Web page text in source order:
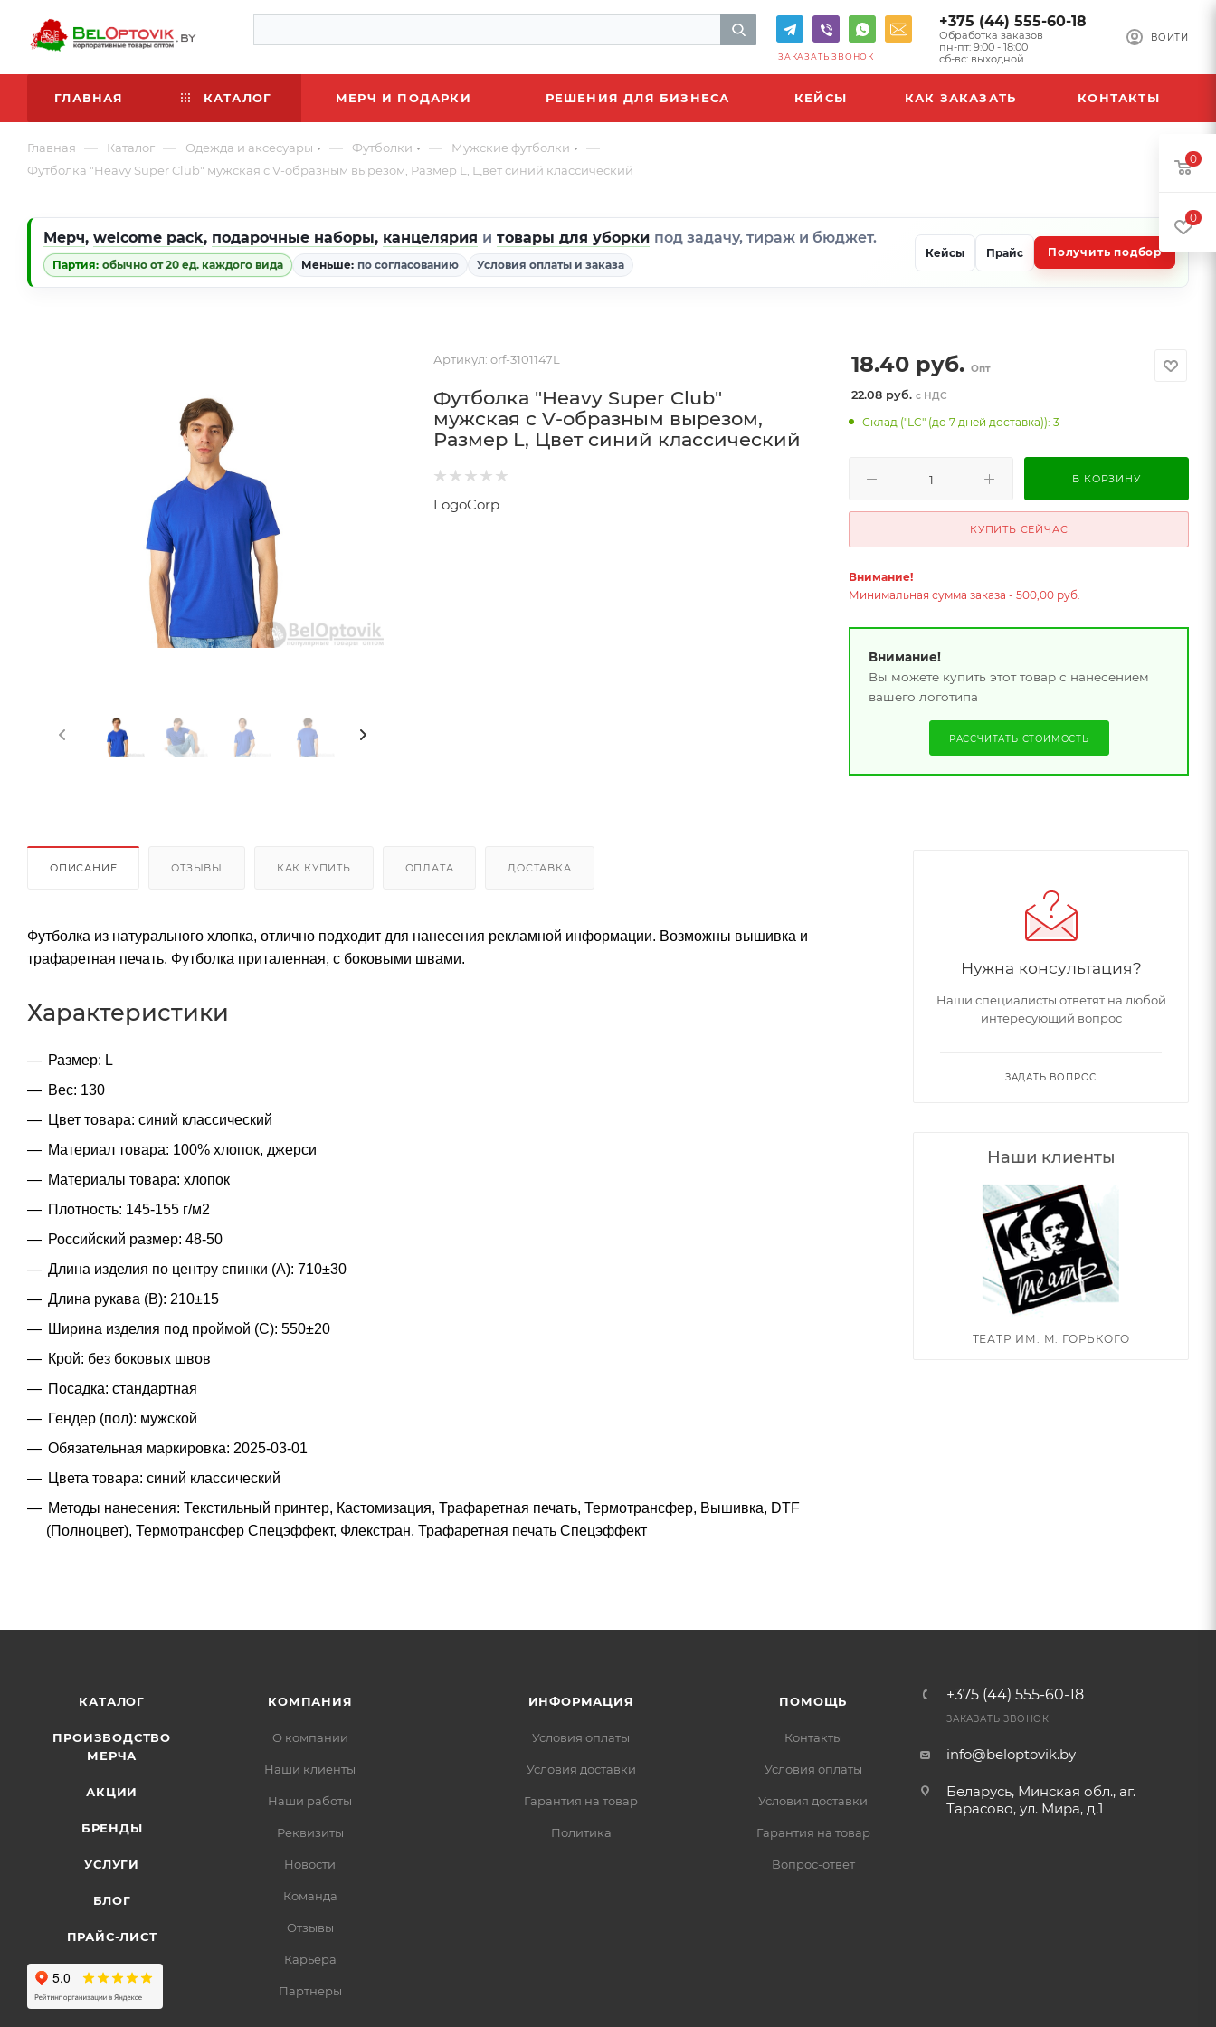
ВОЙТИ
+375 (44) 555-60-18
Обработка заказов
пн-пт: 9:00 - 18:00
сб-вс: выходной
ЗАКАЗАТЬ ЗВОНОК
ГЛАВНАЯ КАТАЛОГ МЕРЧ И ПОДАРКИ РЕШЕНИЯ ДЛЯ БИЗНЕСА КЕЙСЫ КАК ЗАКАЗАТЬ КОНТАКТЫ
Главная — Каталог — Одежда и аксесуары — Футболки — Мужские футболки —
Футболка "Heavy Super Club" мужская с V-образным вырезом, Размер L, Цвет синий классический
Мерч, welcome pack, подарочные наборы, канцелярия и товары для уборки под задачу, тираж и бюджет.
Партия: обычно от 20 ед. каждого вида Меньше: по согласованию Условия оплаты и заказа
Кейсы Прайс Получить подбор
Артикул: orf-3101147L
Футболка "Heavy Super Club"
мужская с V-образным вырезом,
Размер L, Цвет синий классический
LogoCorp
18.40 руб. Опт
22.08 руб.с НДС
Склад ("LC" (до 7 дней доставка)): 3
В КОРЗИНУ
КУПИТЬ СЕЙЧАС
Внимание!
Минимальная сумма заказа - 500,00 руб.
Внимание!
Вы можете купить этот товар с нанесением
вашего логотипа
РАССЧИТАТЬ СТОИМОСТЬ
ОПИСАНИЕ ОТЗЫВЫ КАК КУПИТЬ ОПЛАТА ДОСТАВКА
Футболка из натурального хлопка, отлично подходит для нанесения рекламной информации. Возможны вышивка и
трафаретная печать. Футболка приталенная, с боковыми швами.
Характеристики
Размер: L
Вес: 130
Цвет товара: синий классический
Материал товара: 100% хлопок, джерси
Материалы товара: хлопок
Плотность: 145-155 г/м2
Российский размер: 48-50
Длина изделия по центру спинки (A): 710±30
Длина рукава (B): 210±15
Ширина изделия под проймой (С): 550±20
Крой: без боковых швов
Посадка: стандартная
Гендер (пол): мужской
Обязательная маркировка: 2025-03-01
Цвета товара: синий классический
Методы нанесения: Текстильный принтер, Кастомизация, Трафаретная печать, Термотрансфер, Вышивка, DTF
(Полноцвет), Термотрансфер Спецэффект, Флекстран, Трафаретная печать Спецэффект
Нужна консультация?
Наши специалисты ответят на любой
интересующий вопрос
ЗАДАТЬ ВОПРОС
Наши клиенты
ТЕАТР ИМ. М. ГОРЬКОГО
КАТАЛОГ
ПРОИЗВОДСТВО
МЕРЧА
АКЦИИ
БРЕНДЫ
УСЛУГИ
БЛОГ
ПРАЙС-ЛИСТ
КОМПАНИЯ
О компании
Наши клиенты
Наши работы
Реквизиты
Новости
Команда
Отзывы
Карьера
Партнеры
ИНФОРМАЦИЯ
Условия оплаты
Условия доставки
Гарантия на товар
Политика
ПОМОЩЬ
Контакты
Условия оплаты
Условия доставки
Гарантия на товар
Вопрос-ответ
+375 (44) 555-60-18
ЗАКАЗАТЬ ЗВОНОК
info@beloptovik.by
Беларусь, Минская обл., аг.
Тарасово, ул. Мира, д.1
0
0